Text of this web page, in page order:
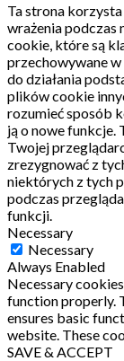
Ta strona
wrażenia podczas
cookie, które są
przechowywane w
do działania
plików cookie
rozumieć sposób
ją o nowe funkcje.
Twojej
zrezygnować z
niektórych z tych
podczas
funkcji.
Necessary
Necessary
Always Enabled
Necessary
function properly.
ensures basic
website. These
SAVE & ACCEPT